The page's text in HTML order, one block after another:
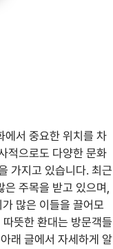
에서 중요한 위치를 차
적으로도 다양한 문화
가지고 있습니다. 최근
은 주목을 받고 있으며,
많은 이들을 끌어모
뜻한 환대는 방문객들
래 글에서 자세하게 알